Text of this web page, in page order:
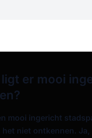
er mooi
mooi ingericht
het niet ontkennen.